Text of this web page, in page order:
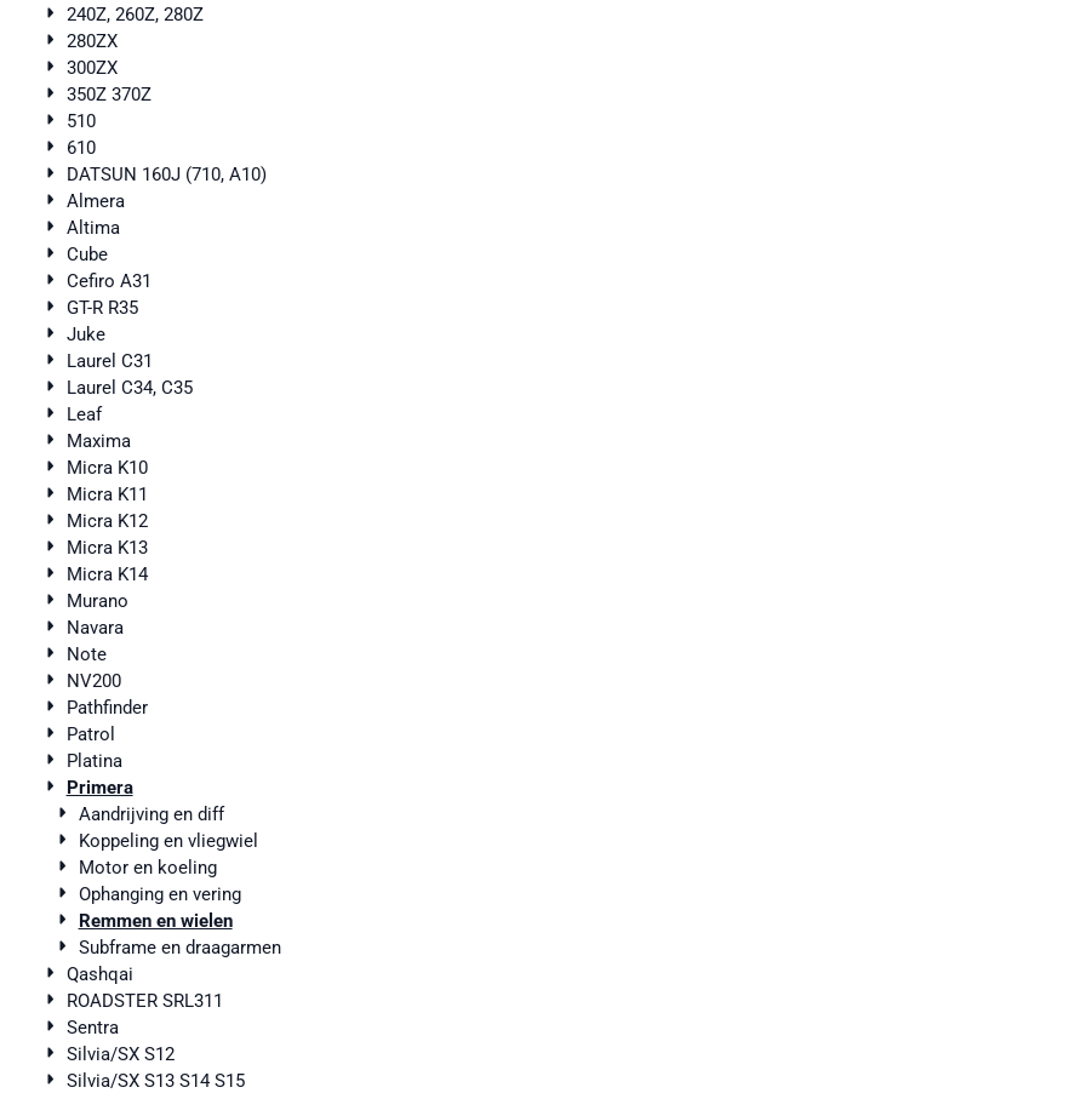
240Z, 260Z, 280Z
280ZX
300ZX
350Z 370Z
510
610
DATSUN 160J (710, A10)
Almera
Altima
Cube
Cefiro A31
GT-R R35
Juke
Laurel C31
Laurel C34, C35
Leaf
Maxima
Micra K10
Micra K11
Micra K12
Micra K13
Micra K14
Murano
Navara
Note
NV200
Pathfinder
Patrol
Platina
Primera
Aandrijving en diff
Koppeling en vliegwiel
Motor en koeling
Ophanging en vering
Remmen en wielen
Subframe en draagarmen
Qashqai
ROADSTER SRL311
Sentra
Silvia/SX S12
Silvia/SX S13 S14 S15